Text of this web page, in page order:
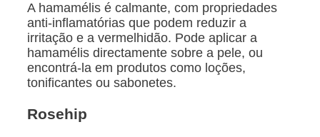
A hamamélis é calmante, com propriedades
anti-inflamatórias que podem reduzir a
irritação e a vermelhidão. Pode aplicar a
hamamélis directamente sobre a pele, ou
encontrá-la em produtos como loções,
tonificantes ou sabonetes.
Rosehip